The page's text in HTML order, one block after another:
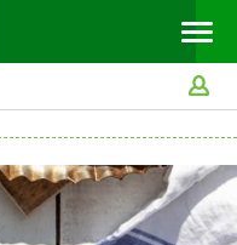
Toggle